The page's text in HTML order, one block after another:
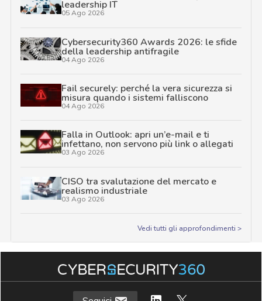
leadership IT
05 Ago 2026
Cybersecurity360 Awards 2026: le sfide
della leadership antifragile
04 Ago 2026
Fail securely: perché la vera sicurezza si
misura quando i sistemi falliscono
04 Ago 2026
Falla in Outlook: apri un’e-mail e ti
infettano, non servono più link o allegati
03 Ago 2026
CISO tra svalutazione del mercato e
realismo industriale
03 Ago 2026
Vedi tutti gli approfondimenti >